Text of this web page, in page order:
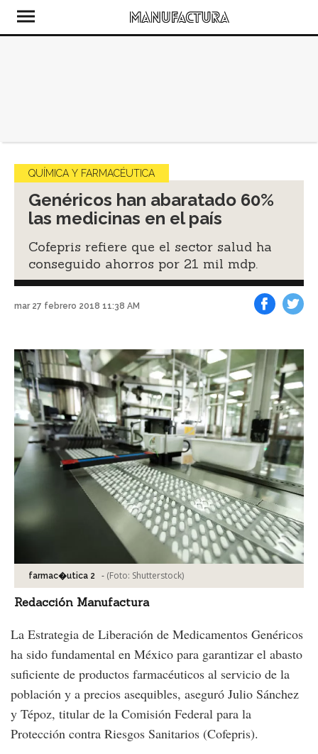
QUÍMICA Y FARMACÉUTICA
Genéricos han abaratado 60%
las medicinas en el país
Cofepris refiere que el sector salud ha
conseguido ahorros por 21 mil mdp.
mar 27 febrero 2018 11:38 AM
farmac�utica 2 - (Foto: Shutterstock)
Redacción Manufactura
La Estrategia de Liberación de Medicamentos Genéricos
ha sido fundamental en México para garantizar el abasto
suficiente de productos farmacéuticos al servicio de la
población y a precios asequibles, aseguró Julio Sánchez
y Tépoz, titular de la Comisión Federal para la
Protección contra Riesgos Sanitarios (Cofepris).